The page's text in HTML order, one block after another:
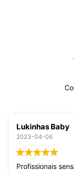
Lukinhas Baby
2023-04-06
Profissionais